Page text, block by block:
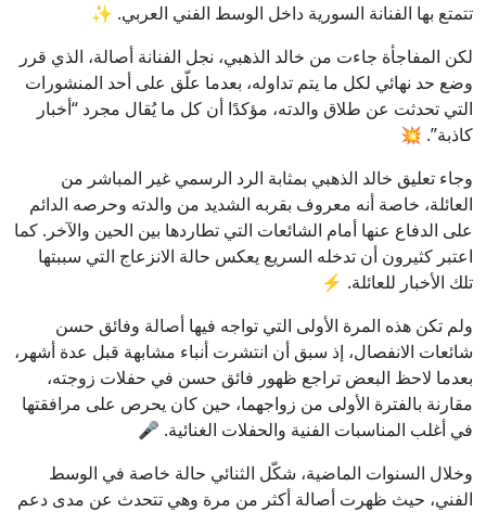
تتمتع بها الفنانة السورية داخل الوسط الفني العربي. ✨
لكن المفاجأة جاءت من خالد الذهبي، نجل الفنانة أصالة، الذي قرر
وضع حد نهائي لكل ما يتم تداوله، بعدما علّق على أحد المنشورات
التي تحدثت عن طلاق والدته، مؤكدًا أن كل ما يُقال مجرد “أخبار
كاذبة”. 💥
وجاء تعليق خالد الذهبي بمثابة الرد الرسمي غير المباشر من
العائلة، خاصة أنه معروف بقربه الشديد من والدته وحرصه الدائم
على الدفاع عنها أمام الشائعات التي تطاردها بين الحين والآخر. كما
اعتبر كثيرون أن تدخله السريع يعكس حالة الانزعاج التي سببتها
تلك الأخبار للعائلة. ⚡
ولم تكن هذه المرة الأولى التي تواجه فيها أصالة وفائق حسن
شائعات الانفصال، إذ سبق أن انتشرت أنباء مشابهة قبل عدة أشهر،
بعدما لاحظ البعض تراجع ظهور فائق حسن في حفلات زوجته،
مقارنة بالفترة الأولى من زواجهما، حين كان يحرص على مرافقتها
في أغلب المناسبات الفنية والحفلات الغنائية. 🎤
وخلال السنوات الماضية، شكّل الثنائي حالة خاصة في الوسط
الفني، حيث ظهرت أصالة أكثر من مرة وهي تتحدث عن مدى دعم